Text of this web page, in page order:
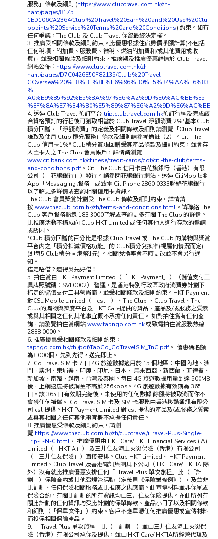
服務」條款及細則 (https://www.clubtravel.com.hk/zh-
hant/pages/8175
1ED106CA2364/Club%20Travel%20Earn%20and%20Use%20Clu
bpoints%20Service%20Terms%20and%20Conditions) 約束。如有
任何爭議，The Club 及 Club Travel 保留最終決定權。
3. 推廣受相關條款及細則約束。此優惠根據住宿房價淨額計算(不包括
任何稅項、附加費、服務費、徵稅、燃油附加費和/或其他費用或收
費)，並受相關條款及細則約束，推廣期及推廣優惠詳情於 Club Travel
網站公佈︰ https://www.clubtravel.com.hk/zh-
hant/pages/D7C0426E50F82135/Clu b%20Travel-
GOversea%20%E8%BF%8E%E6%96%B0%E5%84%AA%E6%83
%
A0%E9%85%92%E5%BA%97%E6%A2%9D%E6%AC%BE%E5
%8F%8A%E7%B4%B0%E5%89%87%E6%A2%9D%E6%AC%BE
4. 透過 Club Travel 預訂平台trip.clubtravel.com.hk預訂行程及完成該
合資格預訂的行程後可獲取相當於 Club Travel 淨額消費 2%*基本Club
積分回贈。「淨額消費」的定義及相關條款及細則請瀏覽「Club Travel
賺取及使用 Club 積分服務」條款及細則請參考備註（2）。Citi The
Club 信用卡1%* Club積分簽賬回贈受其產品條款及細則約束，並會存
入主卡人之 The Club 會員帳戶，詳情請瀏覽：
www.citibank.com.hk/chinese/credit-cards/pdf/citi-the-club/terms-
and-conditions.pdf 。Citi The Club 信用卡由花旗銀行（香港）有限
公司（「花旗銀行」）發行。請參閱花旗銀行網站、透過 CitiMobile®
App「Messaging 服務」或致電 CitiPhone 2860 0333聯絡花旗銀行
以了解更多詳情或查詢相關信用卡資訊。
The Club 會員獎賞計劃受 The Club 條款及細則約束，詳情請
按www.theclub.com.hk/zh/terms-and-conditions.html 。請聯絡 The
Club 客戶服務熱線 183 3000了解或查詢更多有關 The Club 的詳情。
此推廣活動不構成向 Club HKT Limited 或任何其他人進行存款的邀請
或誘因。
*Club 積分回贈的百分比是根據 Club Travel 或 The Club 的購物與獎賞
平台内之「積分扣減價格功能」的 Club積分兌換率(視屬何情況而定)
(即每5 Club積分 = 港幣1元) 。相關兌換率會不時更改並不會另行通
知。
借定唔借？還得到先好借！
5. 拍住賞由 HKT Payment Limited（「HKT Payment」）（儲值支付工
具牌照號碼：SVF0002） 營運，是香港特別行政區政府消費券計劃下
指定的儲值支付工具營辦商，並受相關條款及細則約束。HKT Payment
對CSL Mobile Limited（「csl」）、The Club 、Club Travel、The
Club的購物與獎賞平台及 HKT Care提供的貨品、產品及/或服務之質素
或與其相關之任何其他事宜概不承擔任何責任。 如對拍住賞有任何查
詢，請瀏覽拍住賞網站www.tapngo.com.hk或致電拍住賞服務熱線
2888 0000。
6. 推廣優惠受相關條款及細則約束：
tapngo.com.hk/chi/pdf/TapGo_GoTravelSIM_TnC.pdf 。 優惠碼名額
為8,000個，先到先得，送完即止。
7. Go Travel SIM 卡 7 日 4G 旅遊數據適用於 15 個地區：中國內地、澳
門、澳洲、柬埔寨、印度、印尼、日本、 馬來西亞、新西蘭、菲律賓、
新加坡、南韓、越南、台灣及泰國。每日 4G 旅遊數據用量到達 500MB
後，上網速度將被調至不高於256kbps。4G 旅遊數據有效期為 365
日。該 365 日有效期完結後，未使用的任何數據 餘額將被取消而你不
會獲任何補償。 Go Travel SIM 卡及 SIM 卡服務由香港移動通訊有限公
司 csl 提供。HKT Payment Limited 對 csl 提供的產品及/或服務之質素
或與其相關之任何其他事宜概不承擔任何責任。
8. 推廣優惠受條款及細則約束，請瀏
覽 https://www.theclub.com.hk/zh/clubtravel/iTravel-Plus-Single-
Trip-T-N-C.html 。 推廣優惠由 HKT Care/ HKT Financial Services (IA)
Limited（「HKTIA」） 及三井住友海上火災保險（香港）有限公司
（「三井住友保險」）直接安排。Club HKT Limited、 HKT Payment
Limited、Club Travel 及香港電訊集團其下公司（ HKT Care/ HKTIA 除
外）沒有就此推廣優惠安排任何「 iTravel Plus 單次旅程」此（「計
劃」）保險合約或其他受規管活動（定義見《保險業條例》），及並非
此計劃、任何保險相關服務或此推廣之供應商。此宣傳材料並非保單或
保險合約。有關此計劃的所有資訊均由三井住友保險提供。在此所列有
關此計劃的任何資訊均受此計劃的保單條款、產品小冊子以及相關條款
和細則（「保單文件」）約束。客戶不應單憑任何推廣優惠或宣傳材料
而投保相關保險產品。
9.「 iTravel Plus 單次旅程」此（「計劃」）並由三井住友海上火災保
險（香港）有限公司承保及提供，並由 HKT Care/ HKTIA所經營代理及